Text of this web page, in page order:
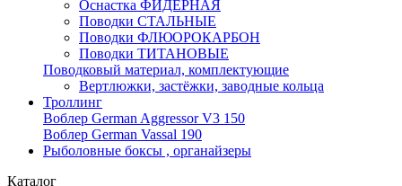
Оснастка ФИДЕРНАЯ
Поводки СТАЛЬНЫЕ
Поводки ФЛЮОРОКАРБОН
Поводки ТИТАНОВЫЕ
Поводковый материал, комплектующие
Вертлюжки, застёжки, заводные кольца
Троллинг
Воблер German Aggressor V3 150
Воблер German Vassal 190
Рыболовные боксы , органайзеры
Каталог